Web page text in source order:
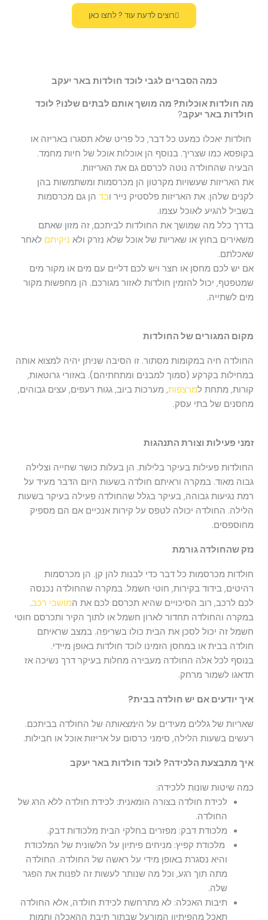
רוצים לדעת עוד ? לחצו כאן
כמה הסברים לגבי לוכד חולדות באר יעקב
מה חולדות אוכלות? מה מושך אותם לבתים שלנו? לוכד
חולדות באר יעקב?
חולדות יאכלו כמעט כל דבר, כל פריט שלא תסגרו באריזה או
בקופסא כמו שצריך. בנוסף הן אוכלות אוכל של חיות מחמד.
הבעיה שהחולדה נוטה לכרסם גם את האריזות.
את האריזות שעשויות מקרטון הן מכרסמות ומשתמשות בהן
לקנים שלהן. את האריזות פלסטיק נייר ובד הן גם מכרסמות
בשביל להגיע לאוכל עצמו.
בדרך כלל מה שמושך את החולדות לביתכם, זה מזון שאתם
משאירים בחוץ או שאריות של אוכל שלא נזרק ולא ניקיתם לאחר
שאכלתם.
אם יש לכם מחסן או חצר ויש לכם דליים עם מים או מקור מים
שמטפטף, יכול להזמין חולדות לאזור מגורכם. הן מחפשות מקור
מים לשתייה.
מקום המגורים של החולדות
החולדה חיה במקומות מסתור. זו הסיבה שניתן יהיה למצוא אותה
במחילות בקרקע (סמוך למבנים ומתחתיהם). באזורי גרוטאות,
קורות, מתחת למרצפות, מערכות ביוב, גגות רעפים, עצים גבוהים,
מחסנים של בתי עסק.
זמני פעילות וצורת התנהגות
החולדות פעילות בעיקר בלילות. הן בעלות כושר שחייה וצלילה
גבוה מאוד. במקרה וראיתם חולדה בשעות היום הדבר מעיד על
רמת נגיעות גבוהה, בעיקר בגלל שהחולדה פעילה בעיקר בשעות
הלילה. החולדה יכולה לטפס על קירות אנכיים אם הם מספיק
מחוספסים.
נזק שהחולדה גורמת
חולדות מכרסמות כל דבר כדי לבנות להן קן. הן מכרסמות
רהיטים, בידוד בקירות, חוטי חשמל. במקרה שהחולדה נכנסה
לכם לרכב, רוב הסיכויים שהיא תכרסם לכם את המושבי רכב.
במקרה והחולדה תחדור לארון חשמל או לתוך הקיר ותכרסם חוטי
חשמל זה יכול לסכן את הבית כולו בשריפה. במצב שראיתם
חולדה בבית או במחסן הזמינו לוכד חולדות באופן מיידי.
בנוסף לכל אלה החולדה מעבירה מחלות בעיקר דרך נשיכה אז
תדאגו לשמור מרחק.
איך יודעים אם יש חולדה בבית?
שאריות של גללים מעידים על הימצאותה של החולדה בביתכם.
רעשים בשעות הלילה, סימני כרסום על אריזות אוכל או חבילות.
איך מתבצעת הלכידה? לוכד חולדות באר יעקב
כמה שיטות שונות ללכידה:
לכידת חולדה בצורה הומאנית: לכידת חולדה ללא הרג של
החולדה.
מלכודת דבק: מפזרים בחלקי הבית מלכודות דבק.
מלכודת קפיץ: מניחים פיתיון על הלשונית של המלכודת
והיא נסגרת באופן מידי על ראשה של החולדה. החולדה
מתה תוך רגע, וכל מה שנותר לעשות זה לפנות את הפגר
שלה.
תיבות האכלה: לא מתרחשת לכידת חולדה, אלא החולדה
תאכל מהפיתיון המורעל שבתוך תיבת ההאכלה ותמות